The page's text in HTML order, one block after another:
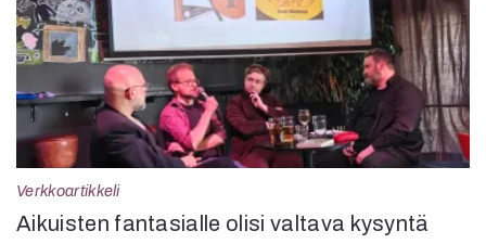
Verkkoartikkeli
Aikuisten fantasialle olisi valtava kysyntä